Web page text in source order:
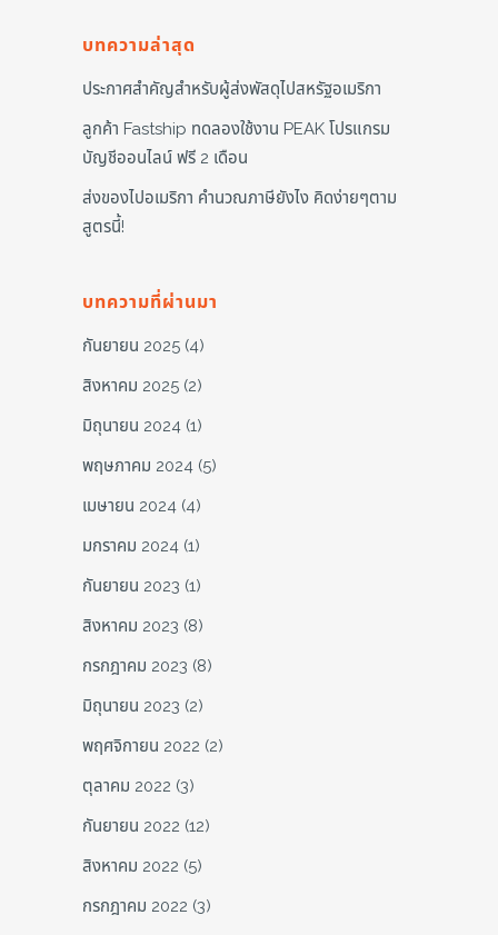
บทความล่าสุด
ประกาศสำคัญสำหรับผู้ส่งพัสดุไปสหรัฐอเมริกา
ลูกค้า Fastship ทดลองใช้งาน PEAK โปรแกรม
บัญชีออนไลน์ ฟรี 2 เดือน
ส่งของไปอเมริกา คำนวณภาษียังไง คิดง่ายๆตาม
สูตรนี้!
บทความที่ผ่านมา
กันยายน 2025 (4)
สิงหาคม 2025 (2)
มิถุนายน 2024 (1)
พฤษภาคม 2024 (5)
เมษายน 2024 (4)
มกราคม 2024 (1)
กันยายน 2023 (1)
สิงหาคม 2023 (8)
กรกฎาคม 2023 (8)
มิถุนายน 2023 (2)
พฤศจิกายน 2022 (2)
ตุลาคม 2022 (3)
กันยายน 2022 (12)
สิงหาคม 2022 (5)
กรกฎาคม 2022 (3)